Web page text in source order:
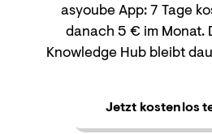
asyoube App: 7 Tage
danach 5 € im Monat.
Knowledge Hub bleibt
Jetzt kostenlos